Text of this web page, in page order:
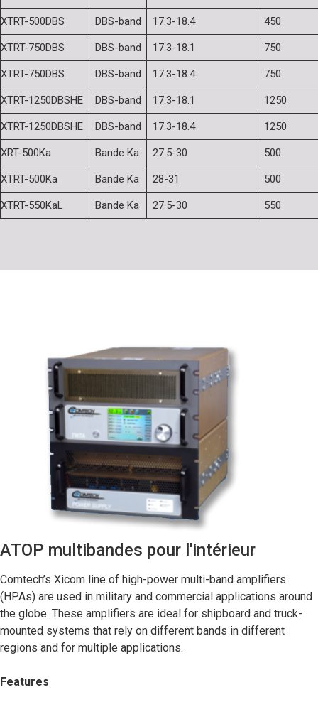
XTRT-500DBS DBS-band 17.3-18.4 450
XTRT-750DBS DBS-band 17.3-18.1 750
XTRT-750DBS DBS-band 17.3-18.4 750
XTRT-1250DBSHE DBS-band 17.3-18.1 1250
XTRT-1250DBSHE DBS-band 17.3-18.4 1250
XRT-500Ka Bande Ka 27.5-30 500
XTRT-500Ka Bande Ka 28-31 500
XTRT-550KaL Bande Ka 27.5-30 550
ATOP multibandes pour l'intérieur
Comtech’s Xicom line of high-power multi-band amplifiers
(HPAs) are used in military and commercial applications around
the globe. These amplifiers are ideal for shipboard and truck-
mounted systems that rely on different bands in different
regions and for multiple applications.
Features